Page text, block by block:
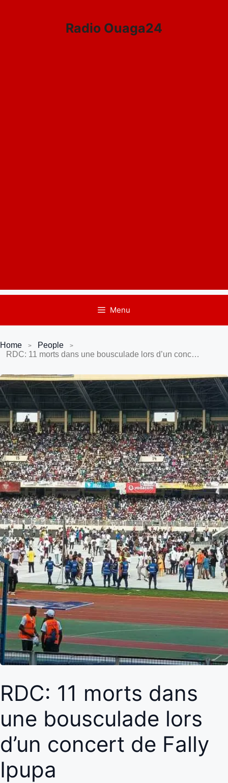
Radio Ouaga24
Menu
Home
People
RDC: 11 morts dans une bousculade lors d’un concert de Fally Ipupa
RDC: 11 morts dans
une bousculade lors
d’un concert de Fally
Ipupa